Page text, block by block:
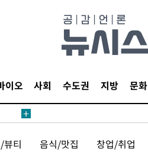
이오 사회 수도권 지방 문화
뷰티 음식/맛집 창업/취업